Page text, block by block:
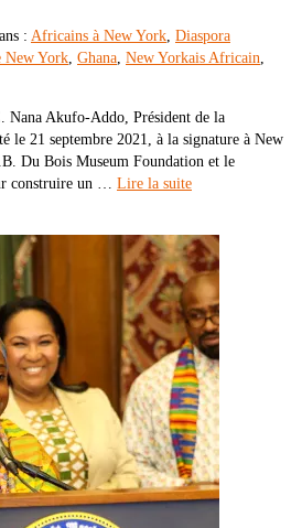
: Africains à New York, Diaspora
New York, Ghana, New Yorkais Africain,
Nana Akufo-Addo, Président de la
le 21 septembre 2021, à la signature à New
Du Bois Museum Foundation et le
construire un … Lire la suite